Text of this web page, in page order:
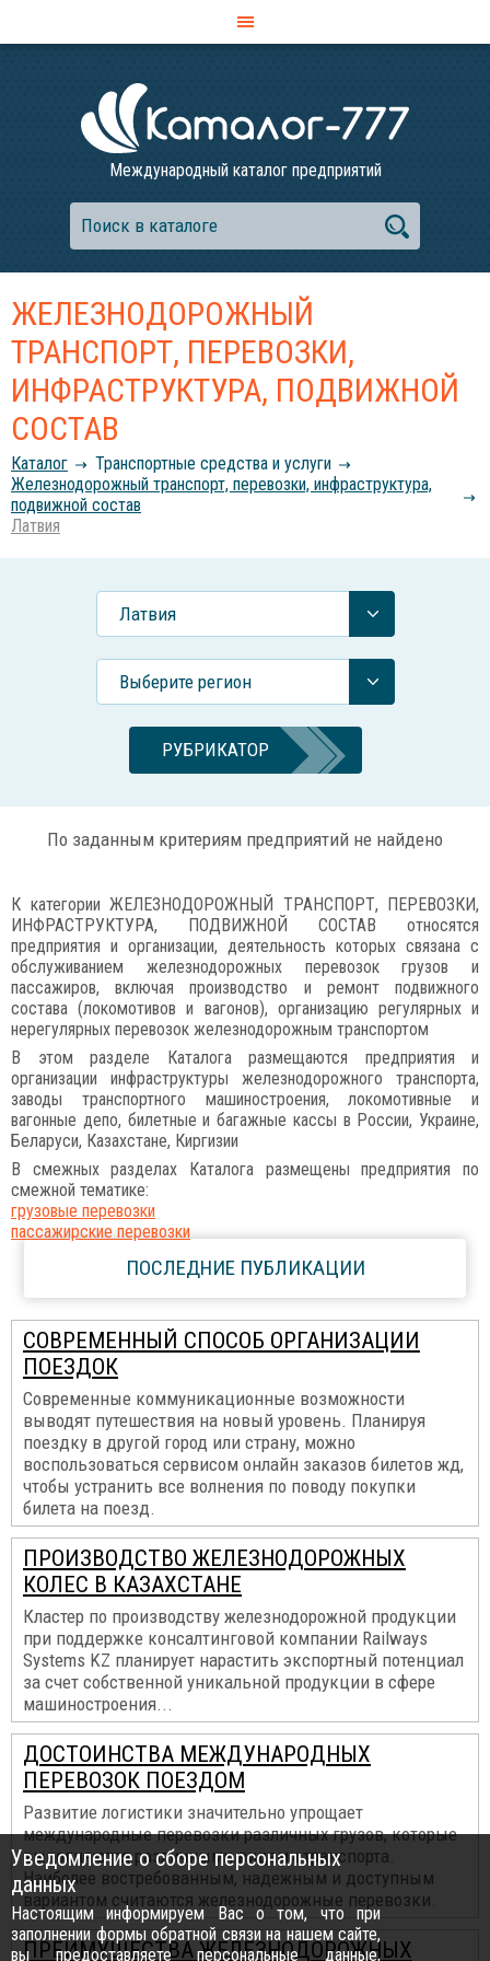
Международный каталог предприятий
ЖЕЛЕЗНОДОРОЖНЫЙ
ТРАНСПОРТ, ПЕРЕВОЗКИ,
ИНФРАСТРУКТУРА, ПОДВИЖНОЙ
СОСТАВ
Каталог
Транспортные средства и услуги
Железнодорожный транспорт, перевозки, инфраструктура,
подвижной состав
Латвия
Латвия
Выберите регион
РУБРИКАТОР
По заданным критериям предприятий не найдено
К категории ЖЕЛЕЗНОДОРОЖНЫЙ ТРАНСПОРТ, ПЕРЕВОЗКИ,
ИНФРАСТРУКТУРА, ПОДВИЖНОЙ СОСТАВ относятся
предприятия и организации, деятельность которых связана с
обслуживанием железнодорожных перевозок грузов и
пассажиров, включая производство и ремонт подвижного
состава (локомотивов и вагонов), организацию регулярных и
нерегулярных перевозок железнодорожным транспортом
В этом разделе Каталога размещаются предприятия и
организации инфраструктуры железнодорожного транспорта,
заводы транспортного машиностроения, локомотивные и
вагонные депо, билетные и багажные кассы в России, Украине,
Беларуси, Казахстане, Киргизии
В смежных разделах Каталога размещены предприятия по
смежной тематике:
грузовые перевозки
пассажирские перевозки
ПОСЛЕДНИЕ ПУБЛИКАЦИИ
СОВРЕМЕННЫЙ СПОСОБ ОРГАНИЗАЦИИ
ПОЕЗДОК
Современные коммуникационные возможности
выводят путешествия на новый уровень. Планируя
поездку в другой город или страну, можно
воспользоваться сервисом онлайн заказов билетов жд,
чтобы устранить все волнения по поводу покупки
билета на поезд.
ПРОИЗВОДСТВО ЖЕЛЕЗНОДОРОЖНЫХ
КОЛЕС В КАЗАХСТАНЕ
Кластер по производству железнодорожной продукции
при поддержке консалтинговой компании Railways
Systems KZ планирует нарастить экспортный потенциал
за счет собственной уникальной продукции в сфере
машиностроения...
ДОСТОИНСТВА МЕЖДУНАРОДНЫХ
ПЕРЕВОЗОК ПОЕЗДОМ
Развитие логистики значительно упрощает
международные перевозки различных грузов, которые
выполняются различными видами транспорта.
Наиболее востребованным, надежным и доступным
вариантом считаются железнодорожные перевозки.
ПРЕИМУЩЕСТВА ЖЕЛЕЗНОДОРОЖНЫХ
Уведомление о сборе персональных
данных
Настоящим информируем Вас о том, что при
заполнении формы обратной связи на нашем сайте,
вы предоставляете персональные данные,